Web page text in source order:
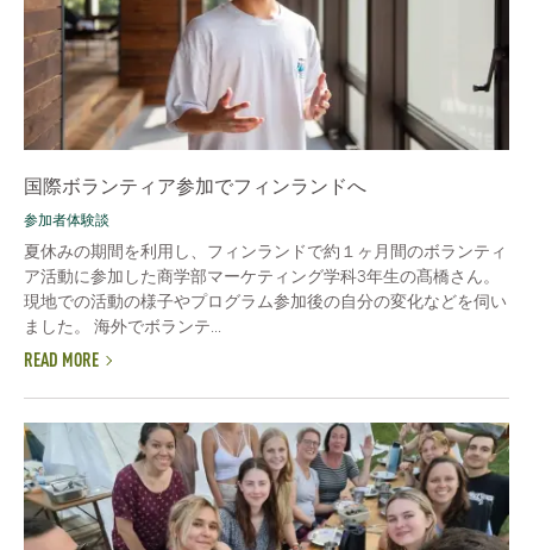
国際ボランティア参加でフィンランドへ
参加者体験談
夏休みの期間を利用し、フィンランドで約１ヶ月間のボランティ
ア活動に参加した商学部マーケティング学科3年生の髙橋さん。
現地での活動の様子やプログラム参加後の自分の変化などを伺い
ました。 海外でボランテ...
READ MORE